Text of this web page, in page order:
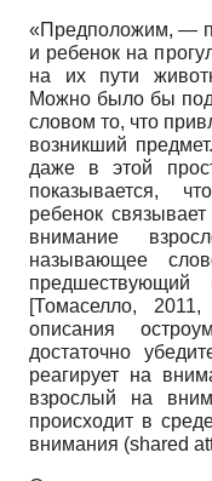
«Предположим, —
и ребенок на
на их пути
Можно было бы
словом то, что
возникший
даже в этой
показывается,
ребенок
внимание
называющее
[Томаселло, 2011,
описания
достаточно
реагирует на
взрослый на
происходит в
внимания (shared